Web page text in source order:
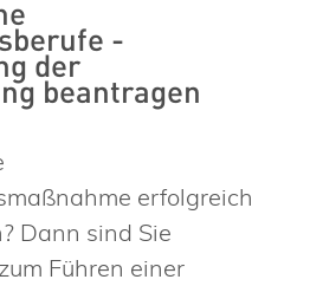
-
der
beantragen
erfolgreich
Dann sind Sie
Führen einer